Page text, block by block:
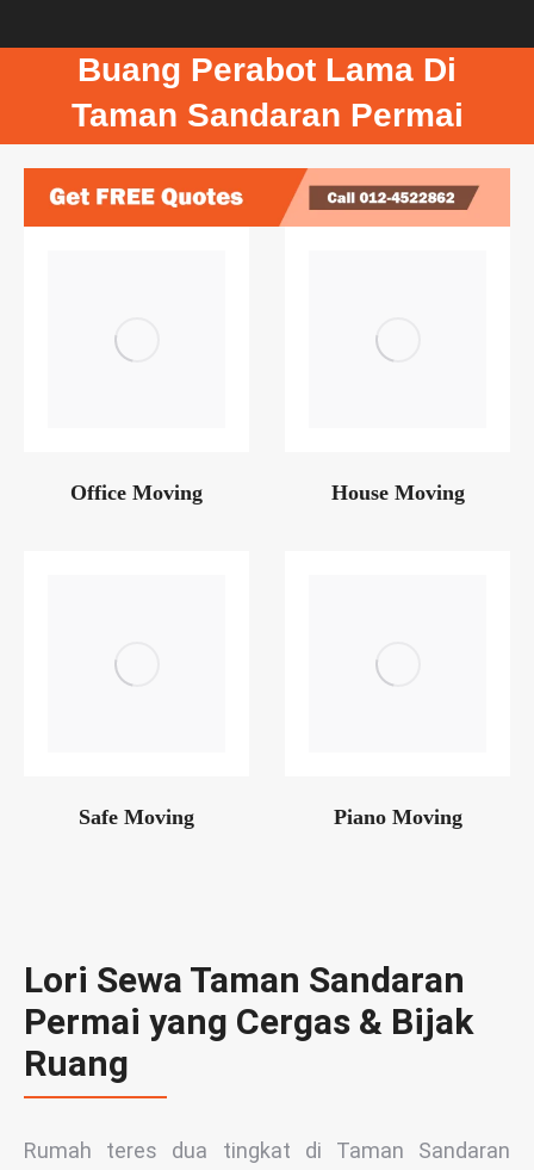
Buang Perabot Lama Di
Taman Sandaran Permai
Office Moving House Moving
Safe Moving Piano Moving
Lori Sewa Taman Sandaran
Permai yang Cergas & Bijak
Ruang
Rumah teres dua tingkat di Taman Sandaran